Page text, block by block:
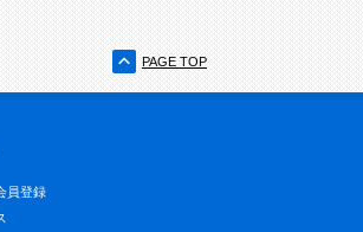
PAGE TOP
員登録